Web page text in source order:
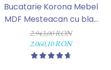
Bucatarie Korona Mebel
MDF Mesteacan cu blat
intreg 260x60x200 cm
2.943,00 RON
2.060,10 RON